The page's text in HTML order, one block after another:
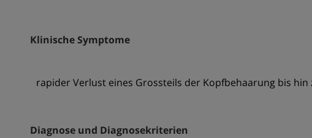
Klinische Symptome
rapider Verlust eines Grossteils der Kopfbehaarung bis
Diagnose und Diagnosekriterien